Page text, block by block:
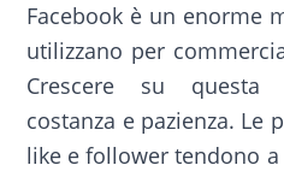
Facebook è un enorme
utilizzano per
Crescere su questa
costanza e pazienza. Le
like e follower tendono